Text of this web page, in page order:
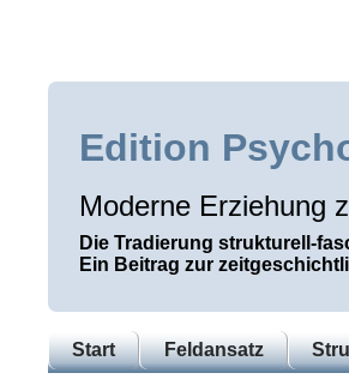
Edition
Moderne Erziehung
Die Tradierung strukturell-
Ein Beitrag zur
Start Feldansatz